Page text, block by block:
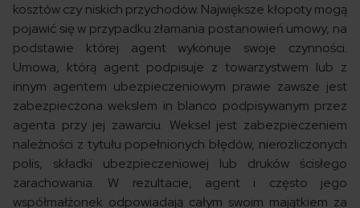
kosztów czy niskich przychodów. Największe kłopoty mogą
pojawić się w przypadku złamania postanowień umowy, na
podstawie której agent wykonuje swoje czynności.
Umowa, którą agent podpisuje z towarzystwem lub z
innym agentem ubezpieczeniowym prawie zawsze jest
zabezpieczona wekslem in blanco podpisywanym przez
agenta przy jej zawarciu. Weksel jest zabezpieczeniem
należności z tytułu popełnionych błędów, nierozliczonych
polis, składki ubezpieczeniowej lub druków ścisłego
zarachowania. W rezultacie, agent i często jego
współmałżonek odpowiadają całym swoim majątkiem za